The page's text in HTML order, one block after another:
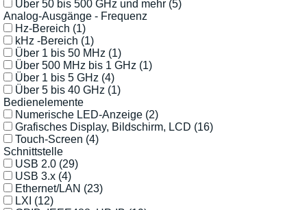
Über 50 bis 500 GHz und mehr (5)
Analog-Ausgänge - Frequenz
Hz-Bereich (1)
kHz -Bereich (1)
Über 1 bis 50 MHz (1)
Über 500 MHz bis 1 GHz (1)
Über 1 bis 5 GHz (4)
Über 5 bis 40 GHz (1)
Bedienelemente
Numerische LED-Anzeige (2)
Grafisches Display, Bildschirm, LCD (16)
Touch-Screen (4)
Schnittstelle
USB 2.0 (29)
USB 3.x (4)
Ethernet/LAN (23)
LXI (12)